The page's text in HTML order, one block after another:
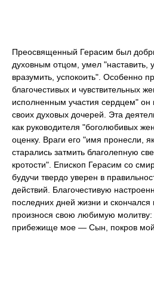
Преосвященный Герасим был
духовным отцом, умел "наставить,
вразумить, успокоить". Особенно
благочестивых и чувствительных
исполненным участия сердцем"
своих духовых дочерей. Эта
как руководителя "боголюбивых
оценку. Враги его "имя пронесли,
старались затмить благолепную
кротости". Епископ Герасим со
будучи твердо уверен в
действий. Благочестивую
последних дней жизни и скончался
произнося свою любимую
прибежище мое — Сын, покров